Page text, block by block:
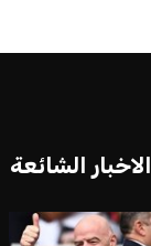
الاخبار الشائعة